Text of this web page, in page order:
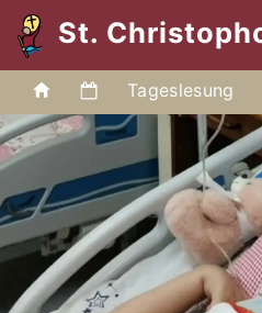
St.
Tageslesung